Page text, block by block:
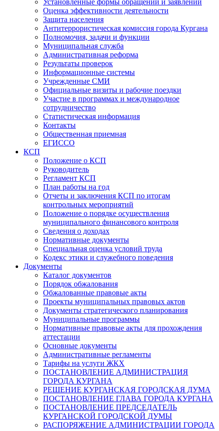
Установленные формы обращений и заявлений
Оценка эффективности деятельности
Защита населения
Антитеррористическая комиссия города Кургана
Полномочия, задачи и функции
Муниципальная служба
Административная реформа
Результаты проверок
Информационные системы
Учрежденные СМИ
Официальные визиты и рабочие поездки
Участие в программах и международное
сотрудничество
Статистическая информация
Контакты
Общественная приемная
ЕГИССО
КСП
Положение о КСП
Руководитель
Регламент КСП
План работы на год
Отчеты и заключения КСП по итогам
контрольных мероприятий
Положение о порядке осуществления
муниципального финансового контроля
Сведения о доходах
Нормативные документы
Специальная оценка условий труда
Кодекс этики и служебного поведения
Документы
Каталог документов
Порядок обжалования
Обжалованные правовые акты
Проекты муниципальных правовых актов
Документы стратегического планирования
Муниципальные программы
Нормативные правовые акты для прохождения
аттестации
Основные документы
Административные регламенты
Тарифы на услуги ЖКХ
ПОСТАНОВЛЕНИЕ АДМИНИСТРАЦИЯ
ГОРОДА КУРГАНА
РЕШЕНИЕ КУРГАНСКАЯ ГОРОДСКАЯ ДУМА
ПОСТАНОВЛЕНИЕ ГЛАВА ГОРОДА КУРГАНА
ПОСТАНОВЛЕНИЕ ПРЕДСЕДАТЕЛЬ
КУРГАНСКОЙ ГОРОДСКОЙ ДУМЫ
РАСПОРЯЖЕНИЕ АДМИНИСТРАЦИИ ГОРОДА